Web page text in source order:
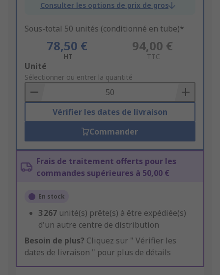
Consulter les options de prix de gros
Sous-total 50 unités (conditionné en tube)*
78,50 €
HT
94,00 €
TTC
Add
to
Basket
Unité
Sélectionner ou entrer la quantité
Vérifier les dates de livraison
Commander
Frais de traitement offerts pour les
commandes supérieures à 50,00 €
En stock
3 267 unité(s) prête(s) à être expédiée(s)
d'un autre centre de distribution
Besoin de plus? Cliquez sur " Vérifier les
dates de livraison " pour plus de détails